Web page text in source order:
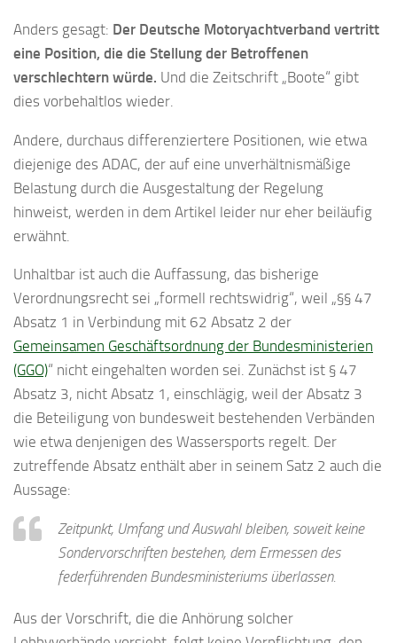
Anders gesagt: Der Deutsche Motoryachtverband vertritt
eine Position, die die Stellung der Betroffenen
verschlechtern würde. Und die Zeitschrift „Boote“ gibt
dies vorbehaltlos wieder.
Andere, durchaus differenziertere Positionen, wie etwa
diejenige des ADAC, der auf eine unverhältnismäßige
Belastung durch die Ausgestaltung der Regelung
hinweist, werden in dem Artikel leider nur eher beiläufig
erwähnt.
Unhaltbar ist auch die Auffassung, das bisherige
Verordnungsrecht sei „formell rechtswidrig“, weil „§§ 47
Absatz 1 in Verbindung mit 62 Absatz 2 der
Gemeinsamen Geschäftsordnung der Bundesministerien
(GGO)“ nicht eingehalten worden sei. Zunächst ist § 47
Absatz 3, nicht Absatz 1, einschlägig, weil der Absatz 3
die Beteiligung von bundesweit bestehenden Verbänden
wie etwa denjenigen des Wassersports regelt. Der
zutreffende Absatz enthält aber in seinem Satz 2 auch die
Aussage:
Zeitpunkt, Umfang und Auswahl bleiben, soweit keine
Sondervorschriften bestehen, dem Ermessen des
federführenden Bundesministeriums überlassen.
Aus der Vorschrift, die die Anhörung solcher